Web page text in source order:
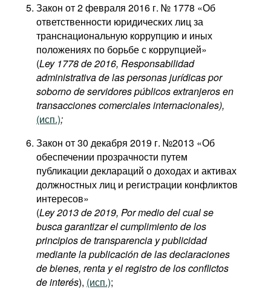
Закон от 2 февраля 2016 г. № 1778 «Об
ответственности юридических лиц за
транснациональную коррупцию и иных
положениях по борьбе с коррупцией»
(Ley 1778 de 2016, Responsabilidad
administrativa de las personas jurídicas por
soborno de servidores públicos extranjeros en
transacciones comerciales internacionales),
(исп.);
Закон от 30 декабря 2019 г. №2013 «Об
обеспечении прозрачности путем
публикации деклараций о доходах и активах
должностных лиц и регистрации конфликтов
интересов»
(Ley 2013 de 2019, Por medio del cual se
busca garantizar el cumplimiento de los
principios de transparencia y publicidad
mediante la publicación de las declaraciones
de bienes, renta y el registro de los conflictos
de interés), (исп.);